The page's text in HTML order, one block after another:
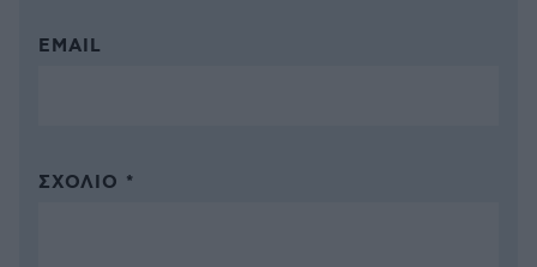
EMAIL
ΣΧΌΛΙΟ *